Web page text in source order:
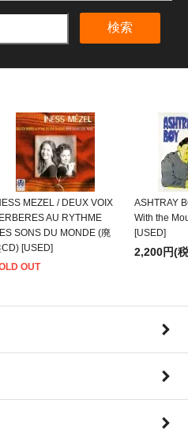
検索
MEZEL / DEUX VOIX
AU RYTHME
SONS DU MONDE (廃
[USED]
OUT
ASHTRAY
With the
[USED]
2,200円(